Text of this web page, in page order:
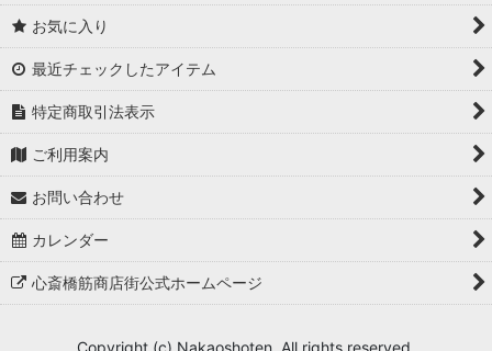
お気に入り
最近チェックしたアイテム
特定商取引法表示
ご利用案内
お問い合わせ
カレンダー
心斎橋筋商店街公式ホームページ
Copyright (c) Nakaoshoten. All rights reserved.